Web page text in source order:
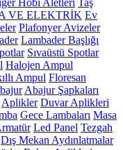
Hobi Aletleri Taş
VE ELEKTRİK Ev
Plafonyer Avizeler
Lambader Başlığı
Sıvaüstü Spotlar
Halojen Ampul
Ampul Floresan
Abajur Şapkaları
Aplikler Duvar Aplikleri
Gece Lambaları Masa
Led Panel Tezgah
Dış Mekan Aydınlatmalar